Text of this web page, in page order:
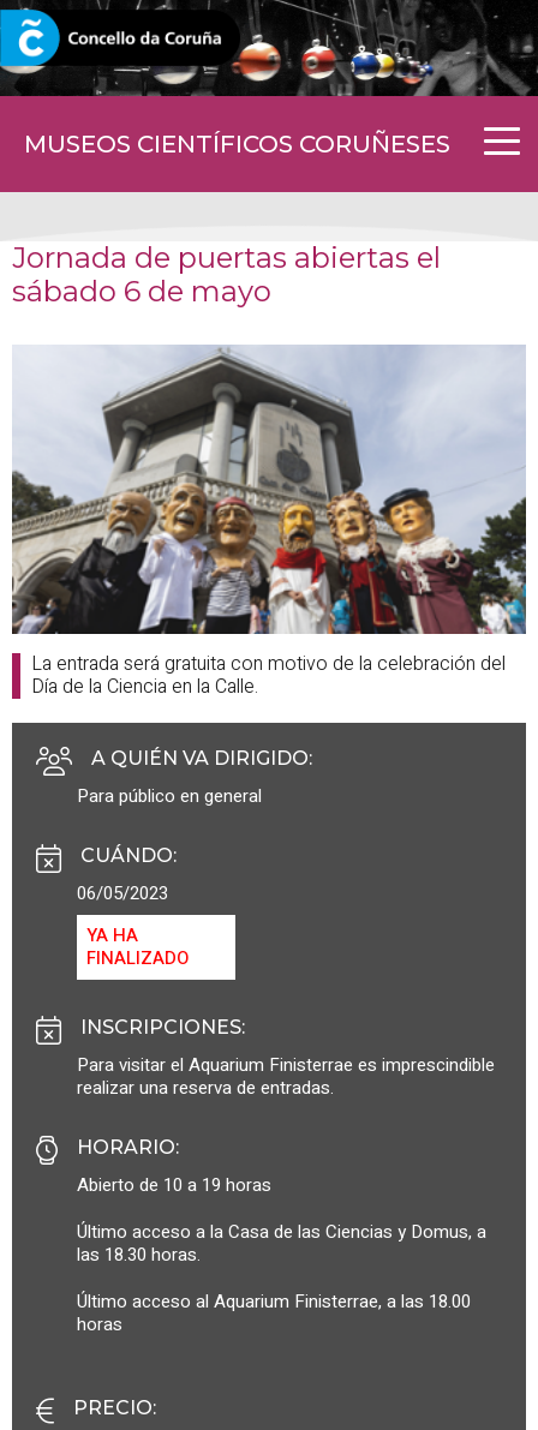
MUSEOS CIENTÍFICOS CORUÑESES
CORUNA.GAL
Jornada de puertas abiertas el
sábado 6 de mayo
La entrada será gratuita con motivo de la celebración del
Día de la Ciencia en la Calle.
A QUIÉN VA DIRIGIDO:
Para público en general
CUÁNDO:
06/05/2023
YA HA
FINALIZADO
INSCRIPCIONES:
Para visitar el Aquarium Finisterrae es imprescindible
realizar una reserva de entradas.
HORARIO:
Abierto de 10 a 19 horas
Último acceso a la Casa de las Ciencias y Domus, a
las 18.30 horas.
Último acceso al Aquarium Finisterrae, a las 18.00
horas
PRECIO: